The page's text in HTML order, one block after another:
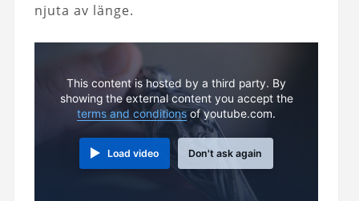
njuta av länge.
This content is hosted by a third party. By
showing the external content you accept the
terms and conditions of youtube.com.
Load video Don't ask again